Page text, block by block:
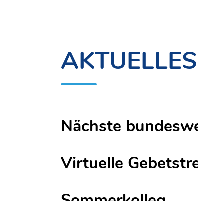
AKTUELLES
Nächste
Virtuelle